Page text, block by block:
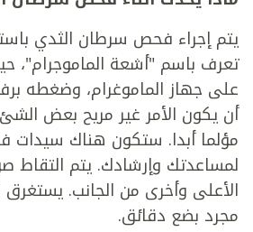
يتم إجراء فحص سرطان الثدي
تعرف باسم "أشعة الماموجرام"،
على جهاز الماموغرام، وضغطه
أن يكون الأمر غير مريح بعض
مؤلما أبدا. ستكون هناك سيدات
لمساعدتك وإرشادك. يتم التقاط
الأعلى وأخرى من الجانب. يستغرق
مجرد بضع دقائق.